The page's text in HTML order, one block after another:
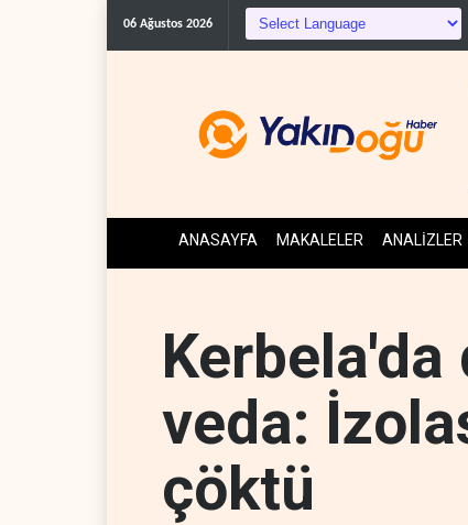
06 Ağustos 2026
ANASAYFA MAKALELER ANALİZLER
veda:
çöktü